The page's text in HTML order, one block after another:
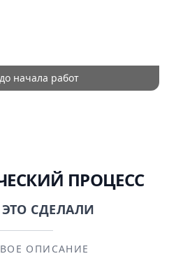
начала работ
ПРОЦЕСС
СДЕЛАЛИ
ОПИСАНИЕ